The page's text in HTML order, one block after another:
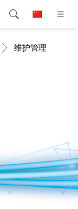
维护管理